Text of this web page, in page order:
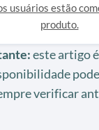
usuários estão
produto.
este artigo
verificar